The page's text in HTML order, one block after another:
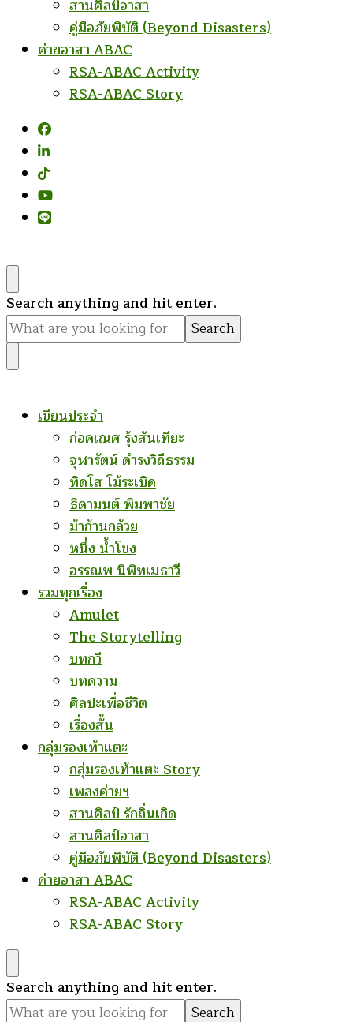
สานศิลป์อาสา
คู่มือภัยพิบัติ (Beyond Disasters)
ค่ายอาสา ABAC
RSA-ABAC Activity
RSA-ABAC Story
Looking
for
Something?
Search anything and hit enter.
เขียนประจำ
ก่อคเณศ รุ้งสันเทียะ
จุฬารัตน์ ดำรงวิถีธรรม
ทิดโส โม้ระเบิด
ธิดามนต์ พิมพาชัย
ม้าก้านกล้วย
หนึ่ง น้ำโขง
อรรณพ นิพิทเมธาวี
รวมทุกเรื่อง
Amulet
The Storytelling
บทกวี
บทความ
ศิลปะเพื่อชีวิต
เรื่องสั้น
กลุ่มรองเท้าแตะ
กลุ่มรองเท้าแตะ Story
เพลงค่ายฯ
สานศิลป์ รักถิ่นเกิด
สานศิลป์อาสา
คู่มือภัยพิบัติ (Beyond Disasters)
ค่ายอาสา ABAC
RSA-ABAC Activity
RSA-ABAC Story
Looking
for
Search anything and hit enter.